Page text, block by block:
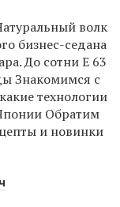
волк
бизнес-седана
До сотни E 63
Знакомимся с
технологии
Обратим
и новинки